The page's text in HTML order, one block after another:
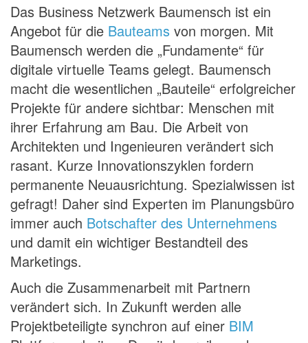
Das Business Netzwerk Baumensch ist ein
Angebot für die Bauteams von morgen. Mit
Baumensch werden die „Fundamente“ für
digitale virtuelle Teams gelegt. Baumensch
macht die wesentlichen „Bauteile“ erfolgreicher
Projekte für andere sichtbar: Menschen mit
ihrer Erfahrung am Bau. Die Arbeit von
Architekten und Ingenieuren verändert sich
rasant. Kurze Innovationszyklen fordern
permanente Neuausrichtung. Spezialwissen ist
gefragt! Daher sind Experten im Planungsbüro
immer auch Botschafter des Unternehmens
und damit ein wichtiger Bestandteil des
Marketings.
Auch die Zusammenarbeit mit Partnern
verändert sich. In Zukunft werden alle
Projektbeteiligte synchron auf einer BIM